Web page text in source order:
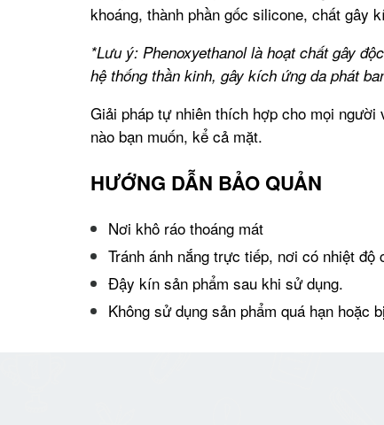
khoáng, thành phần gốc silicone, chất gây
*Lưu ý: Phenoxyethanol là hoạt chất gây
hệ thống thần kinh, gây kích ứng da phát
Giải pháp tự nhiên thích hợp cho mọi
nào bạn muốn, kể cả mặt.
HƯỚNG DẪN BẢO QUẢN
Nơi khô ráo thoáng mát
Tránh ánh nắng trực tiếp, nơi có nhiệt độ
Đậy kín sản phẩm sau khi sử dụng.
Không sử dụng sản phẩm quá hạn